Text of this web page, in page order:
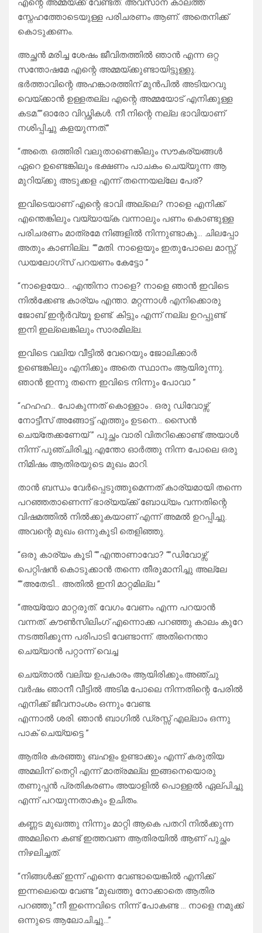
എന്റെ അമ്മയ്ക്ക് വേണ്ടത്. അവസാന കാലത്ത്
സ്നേഹത്തോടെയുള്ള പരിചരണം ആണ്. അതെനിക്ക്
കൊടുക്കണം.
അച്ഛൻ മരിച്ച ശേഷം ജീവിതത്തിൽ ഞാൻ എന്ന ഒറ്റ
സന്തോഷമേ എന്റെ അമ്മയ്ക്കുണ്ടായിട്ടുള്ളു.
ഭർത്താവിന്റെ അഹങ്കാരത്തിന് മുൻപിൽ അടിയറവു
വെയ്ക്കാൻ ഉള്ളതല്ല എന്റെ അമ്മയോട് എനിക്കുള്ള
കടമ.””ഓരോ വിഡ്ഢികൾ. നീ നിന്റെ നല്ല ഭാവിയാണ്
നശിപ്പിച്ചു കളയുന്നത്.”
“അതെ. ഒത്തിരി വലുതാണെങ്കിലും സൗകര്യങ്ങൾ
ഏറെ ഉണ്ടെങ്കിലും ഭക്ഷണം പാചകം ചെയ്യുന്ന ആ
മുറിയ്ക്കു അടുക്കള എന്ന് തന്നെയല്ലേ പേര്?
ഇവിടെയാണ്‌ എന്റെ ഭാവി അല്ലെ? നാളെ എനിക്ക്
എന്തെങ്കിലും വയ്യായ്ക വന്നാലും പണം കൊണ്ടുള്ള
പരിചരണം മാത്രമേ നിങ്ങളിൽ നിന്നുണ്ടാകൂ… ചിലപ്പോ
അതും കാണില്ല. “”മതി. നാളെയും ഇതുപോലെ മാസ്സ്
ഡയലോഗ്സ് പറയണം കേട്ടോ ”
“നാളെയോ… എന്തിനാ നാളെ? നാളെ ഞാൻ ഇവിടെ
നിൽക്കേണ്ട കാര്യം എന്താ. മറ്റന്നാൾ എനിക്കൊരു
ജോബ് ഇന്റർവ്യൂ ഉണ്ട്‌. കിട്ടും എന്ന് നല്ല ഉറപ്പുണ്ട്
ഇനി ഇല്ലെങ്കിലും സാരമില്ല.
ഇവിടെ വലിയ വീട്ടിൽ വേറെയും ജോലിക്കാർ
ഉണ്ടെങ്കിലും എനിക്കും അതെ സ്ഥാനം ആയിരുന്നു.
ഞാൻ ഇന്നു തന്നെ ഇവിടെ നിന്നും പോവാ ”
“ഹഹഹ… പോകുന്നത് കൊള്ളാം . ഒരു ഡിവോഴ്സ്
നോട്ടീസ് അങ്ങോട്ട് എത്തും ഉടനെ… സൈൻ
ചെയ്തേക്കണേയ് ” പുച്ഛം വാരി വിതറിക്കൊണ്ട് അയാൾ
നിന്ന് പുഞ്ചിരിച്ചു.എന്തോ ഓർത്തു നിന്ന പോലെ ഒരു
നിമിഷം ആതിരയുടെ മുഖം മാറി.
താൻ ബന്ധം വേർപ്പെടുത്തുമെന്നത് കാര്യമായി തന്നെ
പറഞ്ഞതാണെന്ന് ഭാര്യയ്‌ക്ക് ബോധ്യം വന്നതിന്റെ
വിഷമത്തിൽ നിൽക്കുകയാണ് എന്ന് അമൽ ഉറപ്പിച്ചു.
അവന്റെ മുഖം ഒന്നുകൂടി തെളിഞ്ഞു.
“ഒരു കാര്യം കൂടി “”എന്താണാവോ? “”ഡിവോഴ്സ്
പെറ്റിഷൻ കൊടുക്കാൻ തന്നെ തീരുമാനിച്ചു അല്ലേ
“”അതേടി… അതിൽ ഇനി മാറ്റമില്ല ”
“അയ്യോ മാറ്റരുത്. വേഗം വേണം എന്ന പറയാൻ
വന്നത്. കൗൺസിലിംഗ് എന്നൊക്ക പറഞ്ഞു കാലം കുറേ
നടത്തിക്കുന്ന പരിപാടി വേണ്ടാന്ന്. അതിനെന്താ
ചെയ്യാൻ പറ്റാന്ന് വെച്ച
ചെയ്താൽ വലിയ ഉപകാരം ആയിരിക്കും.അഞ്ചു
വർഷം ഞാനീ വീട്ടിൽ അടിമ പോലെ നിന്നതിന്റെ പേരിൽ
എനിക്ക് ജീവനാംശം ഒന്നും വേണ്ട.
എന്നാൽ ശരി. ഞാൻ ബാഗിൽ ഡ്രസ്സ്‌ എല്ലാം ഒന്നു
പാക് ചെയ്യട്ടെ ”
ആതിര കരഞ്ഞു ബഹളം ഉണ്ടാക്കും എന്ന് കരുതിയ
അമലിന് തെറ്റി എന്ന് മാത്രമല്ല ഇങ്ങനെയൊരു
തണുപ്പൻ പ്രതികരണം അയാളിൽ പൊള്ളൽ ഏല്പിച്ചു
എന്ന് പറയുന്നതാകും ഉചിതം.
കണ്ണട മുഖത്തു നിന്നും മാറ്റി ആകെ പതറി നിൽക്കുന്ന
അമലിനെ കണ്ട് ഇത്തവണ ആതിരയിൽ ആണ് പുച്ഛം
നിഴലിച്ചത്.
“നിങ്ങൾക്ക് ഇന്ന് എന്നെ വേണ്ടായെങ്കിൽ എനിക്ക്
ഇന്നലെയെ വേണ്ട “മുഖത്തു നോക്കാതെ ആതിര
പറഞ്ഞു.”നീ ഇന്നെവിടെ നിന്ന് പോകണ്ട … നാളെ നമുക്ക്
ഒന്നുടെ ആലോചിച്ചു…”